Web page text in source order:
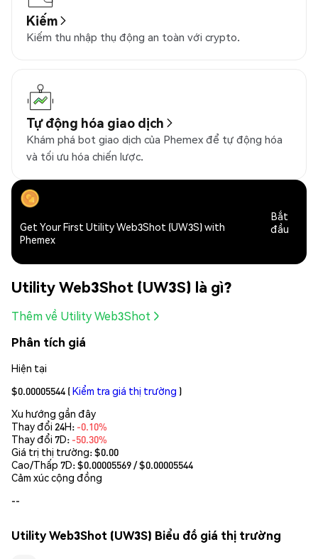
Kiếm
Kiếm thu nhập thụ động an toàn với crypto.
Tự động hóa giao dịch
Khám phá bot giao dịch của Phemex để tự động hóa
và tối ưu hóa chiến lược.
Get Your First Utility Web3Shot (UW3S) with
Phemex
Bắt
đầu
Utility Web3Shot (UW3S) là gì?
Thêm về Utility Web3Shot
Phân tích giá
Hiện tại
$0.00005544 (Kiểm tra giá thị trường )
Xu hướng gần đây
Thay đổi 24H: -0.10%
Thay đổi 7D: -50.30%
Giá trị thị trường:$0.00
Cao/Thấp 7D: $0.00005569/ $0.00005544
Cảm xúc cộng đồng
--
Utility Web3Shot (UW3S) Biểu đồ giá thị trường